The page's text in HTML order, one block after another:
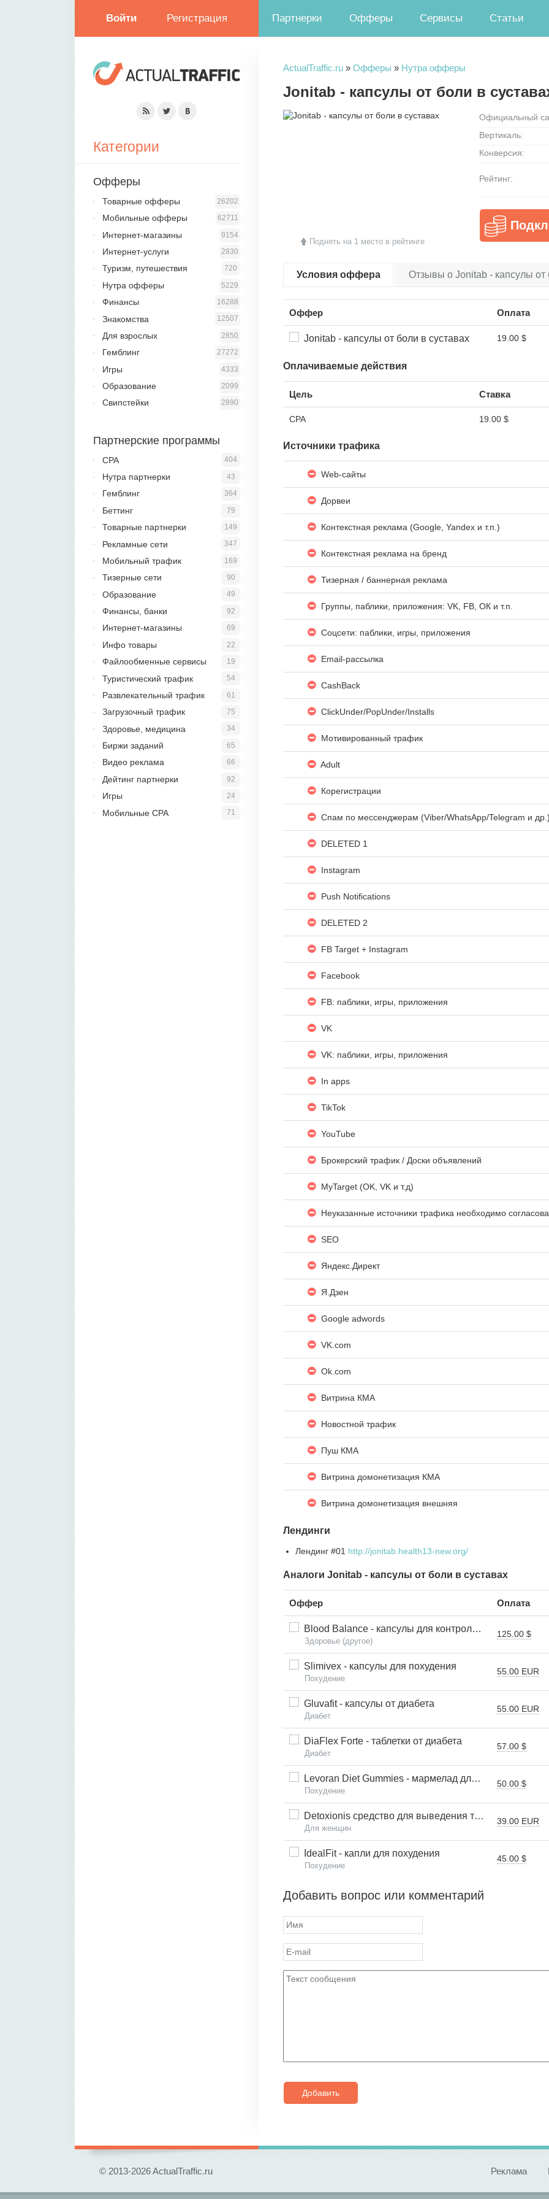
Войти Регистрация Партнерки Офферы Сервисы Статьи
ActualTraffic.ru » Офферы » Нутра офферы
Jonitab - капсулы от боли в
Поднять на 1 место в рейтинге
Официальный
Вертикаль:
Конверсия:
Рейтинг:
Условия оффера Отзывы о Jonitab - капсулы от
Оффер Оплата
Jonitab - капсулы от боли в суставах 19.00 $
Оплачиваемые действия
Цель Ставка
CPA 19.00 $
Источники трафика
Web-сайты
Дорвеи
Контекстная реклама (Google, Yandex и т.п.)
Контекстная реклама на бренд
Тизерная / баннерная реклама
Группы, паблики, приложения: VK, FB, ОК и т.п.
Соцсети: паблики, игры, приложения
Email-рассылка
CashBack
ClickUnder/PopUnder/Installs
Мотивированный трафик
Adult
Корегистрации
Спам по мессенджерам (Viber/WhatsApp/Telegram и
DELETED 1
Instagram
Push Notifications
DELETED 2
FB Target + Instagram
Facebook
FB: паблики, игры, приложения
VK
VK: паблики, игры, приложения
In apps
TikTok
YouTube
Брокерский трафик / Доски объявлений
MyTarget (OK, VK и т.д)
Неуказанные источники трафика необходимо
SEO
Яндекc.Директ
Я.Дзен
Google adwords
VK.com
Ok.com
Витрина КМА
Новостной трафик
Пуш КМА
Витрина домонетизация КМА
Витрина домонетизация внешняя
Лендинги
Лендинг #01 http://jonitab.health13-new.org/
Аналоги Jonitab - капсулы от боли в суставах
Оффер Оплата
Blood Balance - капсулы для контроля давления и сахара в крови
Здоровье (другое)
125.00 $
Slimivex - капсулы для похудения
Похудение
55.00 EUR
Gluvafit - капсулы от диабета
Диабет
55.00 EUR
DiaFlex Forte - таблетки от диабета
Диабет
57.00 $
Levoran Diet Gummies - мармелад для похудения
Похудение
50.00 $
Detoxionis средство для выведения токсинов - IT (Италия)
Для женщин
39.00 EUR
IdealFit - капли для похудения
Похудение
45.00 $
Добавить вопрос или комментарий
Добавить
Категории
Офферы
26202
Товарные офферы
62711
Мобильные офферы
9154
Интернет-магазины
2830
Интернет-услуги
720
Туризм, путешествия
5229
Нутра офферы
16288
Финансы
12507
Знакомства
2850
Для взрослых
27272
Гемблинг
4333
Игры
2099
Образование
2890
Свипстейки
Партнерские программы
404
CPA
43
Нутра партнерки
364
Гемблинг
79
Беттинг
149
Товарные партнерки
347
Рекламные сети
169
Мобильный трафик
90
Тизерные сети
49
Образование
92
Финансы, банки
69
Интернет-магазины
22
Инфо товары
19
Файлообменные сервисы
54
Туристический трафик
61
Развлекательный трафик
75
Загрузочный трафик
34
Здоровье, медицина
65
Биржи заданий
66
Видео реклама
92
Дейтинг партнерки
24
Игры
71
Мобильные CPA
Реклама
© 2013-2026 ActualTraffic.ru